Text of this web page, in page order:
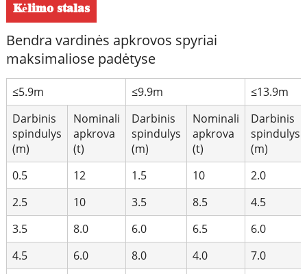
Kėlimo stalas
Bendra vardinės apkrovos spyriai
maksimaliose padėtyse
≤5.9m ≤9.9m
≤13.9m
Darbinis
spindulys
(m)
Nominali
apkrova
(t)
Darbinis
spindulys
(m)
Nominali
apkrova
(t)
Darbinis
spindulys
(m)
0.5
12 1.5 10
2.0
2.5
10 3.5 8.5
4.5
3.5
8.0 6.0 6.5
6.0
4.5
6.0 8.0 4.0
7.0